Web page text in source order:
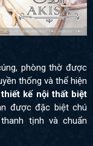
phòng thờ được
thống và thể hiện
thiết kế nội thất biệt
được đặc biệt chú
tịnh và chuẩn